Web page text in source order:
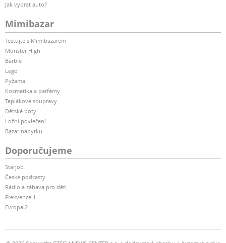
Jak vybrat auto?
Mimibazar
Testujte s Mimibazarem
Monster High
Barbie
Lego
Pyžama
Kosmetika a parfémy
Teplákové soupravy
Dětské boty
Ložní povlečení
Bazar nábytku
Doporučujeme
Starjob
České podcasty
Rádio a zábava pro děti
Frekvence 1
Evropa 2